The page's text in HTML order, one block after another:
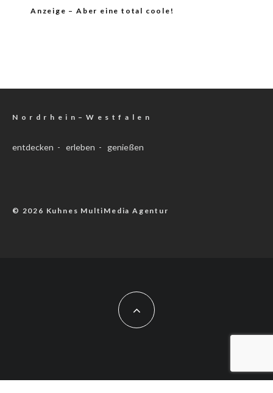
Anzeige – Aber eine total coole!
N o r d r h e i n – W e s t f a l e n
entdecken - erleben - genießen
© 2026 Kuhnes MultiMedia Agentur